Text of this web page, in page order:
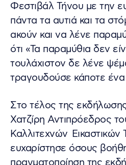
Φεστιβάλ Τήνου με την
πάντα τα αυτιά και τα
ακούν και να λένε
ότι «Τα παραμύθια δεν
τουλάχιστον δε λένε
τραγουδούσε κάποτε
Στο τέλος της
Χατζίρη Αντιπρόεδρος
Καλλιτεχνών
ευχαρίστησε όσους